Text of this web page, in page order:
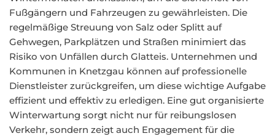
Fußgängern und Fahrzeugen zu gewährleisten. Die
regelmäßige Streuung von Salz oder Splitt auf
Gehwegen, Parkplätzen und Straßen minimiert das
Risiko von Unfällen durch Glatteis. Unternehmen und
Kommunen in Knetzgau können auf professionelle
Dienstleister zurückgreifen, um diese wichtige Aufgabe
effizient und effektiv zu erledigen. Eine gut organisierte
Winterwartung sorgt nicht nur für reibungslosen
Verkehr, sondern zeigt auch Engagement für die